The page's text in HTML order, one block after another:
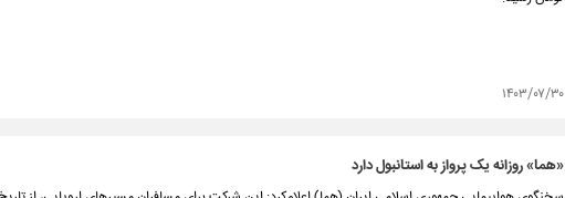
۱۴۰۳/۰۷/۳۰
«هما» روزانه یک پرواز به استانبول دارد